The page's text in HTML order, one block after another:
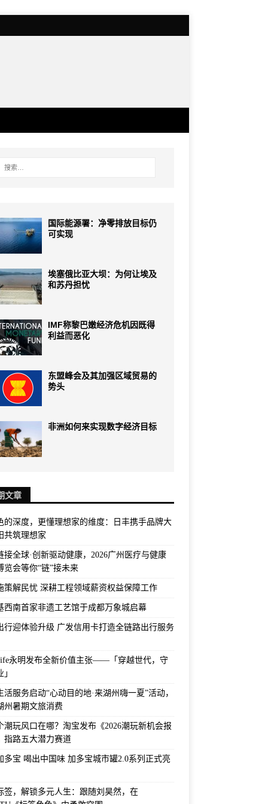
国际能源署：净零排放目标仍
可实现
埃塞俄比亚大坝：为何让埃及
和苏丹担忧
IMF称黎巴嫩经济危机因既得
利益而恶化
东盟峰会及其加强区域贸易的
势头
非洲如何来实现数字经济目标
文章
的深度，更懂理想家的维度：日丰携手品牌大
共筑理想家
接全球·创新驱动健康，2026广州医疗与健康
览会等你“链”接未来
策解民忧 深耕工程领域薪资权益保障工作
西南首家非遗工艺馆于成都万象城启幕
行迎体验升级 广发信用卡打造全链路出行服务
永明发布全新价值主张——「穿越世代，守
活服务启动“心动目的地·来湖州嗨一夏”活动，
州暑期文旅消费
潮玩风口在哪？淘宝发布《2026潮玩新机会报
指路五大潜力赛道
多宝 喝出中国味 加多宝城市罐2.0系列正式亮
签，解锁多元人生：跟随刘昊然，在